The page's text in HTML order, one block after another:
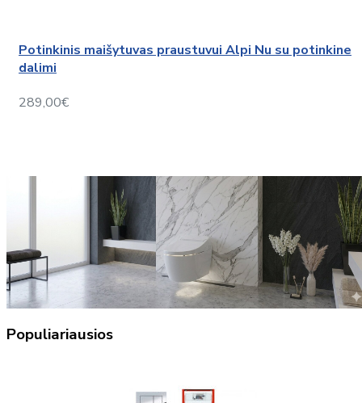
Potinkinis maišytuvas praustuvui Alpi Nu su potinkine
dalimi
289,00€
Populiariausios